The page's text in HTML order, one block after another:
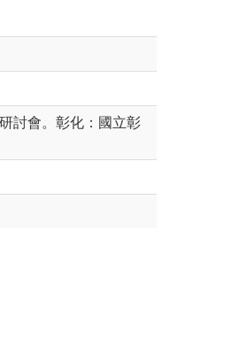
討會。彰化：國立彰